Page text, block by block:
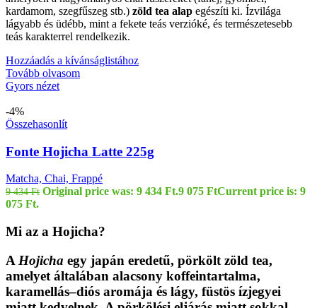
kardamom, szegfűszeg stb.) zöld tea alap egészíti ki. Ízvilága
lágyabb és üdébb, mint a fekete teás verzióké, és természetesebb
teás karakterrel rendelkezik.
Hozzáadás a kívánságlistához
Tovább olvasom
Gyors nézet
-4%
Összehasonlít
Fonte Hojicha Latte 225g
Matcha, Chai, Frappé
9 434Ft Original price was: 9 434 Ft.9 075 FtCurrent price is: 9
075 Ft.
Mi az a Hojicha?
A Hojicha egy japán eredetű, pörkölt zöld tea,
amelyet általában alacsony koffeintartalma,
karamellás–diós aromája és lágy, füstös ízjegyei